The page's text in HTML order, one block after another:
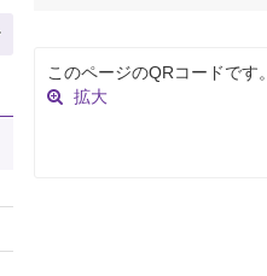
このページのQRコードです。
拡大